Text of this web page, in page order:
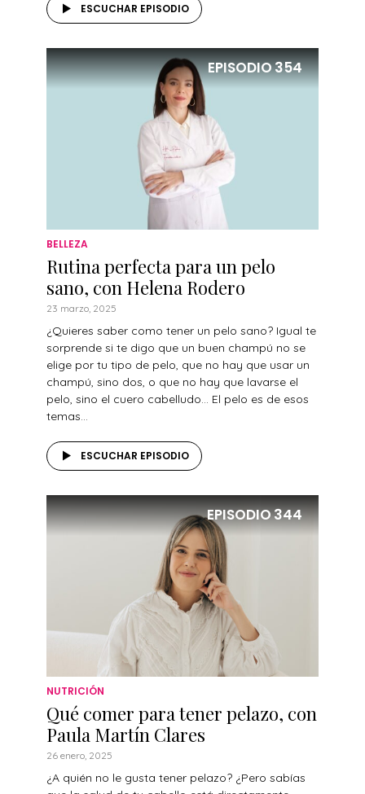
ESCUCHAR EPISODIO
EPISODIO354
BELLEZA
Rutina perfecta para un pelo
sano, con Helena Rodero
23 marzo, 2025
¿Quieres saber como tener un pelo sano? Igual te
sorprende si te digo que un buen champú no se
elige por tu tipo de pelo, que no hay que usar un
champú, sino dos, o que no hay que lavarse el
pelo, sino el cuero cabelludo… El pelo es de esos
temas...
ESCUCHAR EPISODIO
EPISODIO344
NUTRICIÓN
Qué comer para tener pelazo, con
Paula Martín Clares
26 enero, 2025
¿A quién no le gusta tener pelazo? ¿Pero sabías